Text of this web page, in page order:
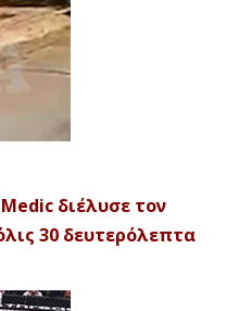
διέλυσε τον
30 δευτερόλεπτα